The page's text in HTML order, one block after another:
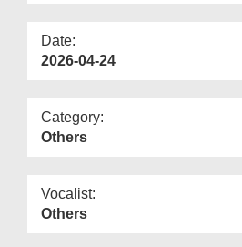
Date:
2026-04-24
Category:
Others
Vocalist:
Others